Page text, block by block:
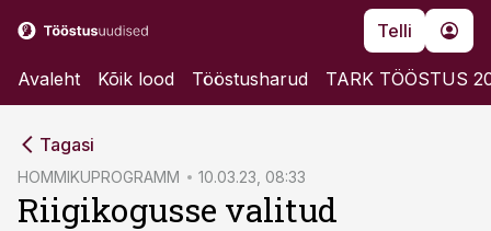
Telli
Avaleht Kõik lood Tööstusharud TARK TÖÖSTUS
Tagasi
HOMMIKUPROGRAMM 10.03.23, 08:33
Riigikogusse valitud